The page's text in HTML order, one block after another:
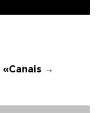
«Canais →